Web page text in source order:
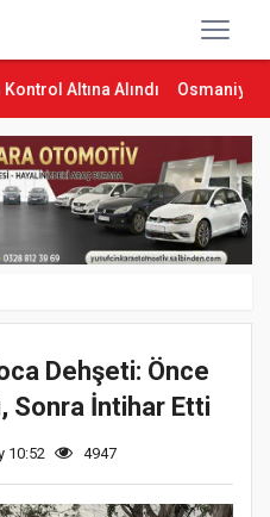
Alındı Osmaniye’de Tren
Dehşeti: Önce
Sonra İntihar Etti
10:52 4947